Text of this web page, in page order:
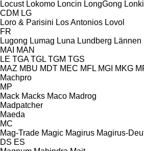
Locust Lokomo Loncin LongGong
CDM LG
Loro & Parisini Los Antonios Lovol
FR
Lugong Lumag Luna Lundberg Lännen
MAI MAN
LE TGA TGL TGM TGS
MAZ MBU MDT MEC MFL MGI MKG
Machpro
MP
Mack Macks Maco Madrog
Madpatcher
Maeda
MC
Mag-Trade Magic Magirus Magirus-
DS ES